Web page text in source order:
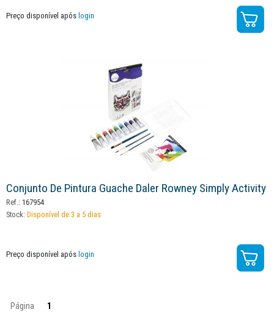
Preço disponível após login
Conjunto De Pintura Guache Daler Rowney Simply Activity
Ref.: 167954
Stock: Disponível de 3 a 5 dias
Preço disponível após login
Página 1